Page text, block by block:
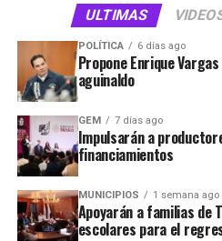
RELATED TOPICS:
UP NEXT
NiÃ±o de 8 aÃ±os muere tras
Izcalli.
DON'T MISS
Detienen a pareja que
ULTIMAS
POLÍTICA 6 días ago
Propone Enrique
aguinaldo
GEM 7 días ago
Impulsarán a
financiamientos
MUNICIPIOS 1 semana ago
Apoyarán a familias de
escolares para el